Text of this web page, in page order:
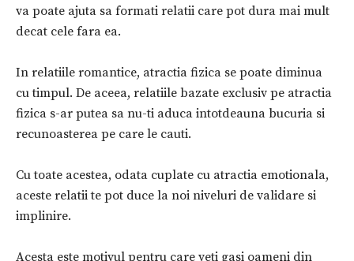
va poate ajuta sa formati relatii care pot dura mai mult
decat cele fara ea.
In relatiile romantice, atractia fizica se poate diminua
cu timpul. De aceea, relatiile bazate exclusiv pe atractia
fizica s-ar putea sa nu-ti aduca intotdeauna bucuria si
recunoasterea pe care le cauti.
Cu toate acestea, odata cuplate cu atractia emotionala,
aceste relatii te pot duce la noi niveluri de validare si
implinire.
Acesta este motivul pentru care veti gasi oameni din